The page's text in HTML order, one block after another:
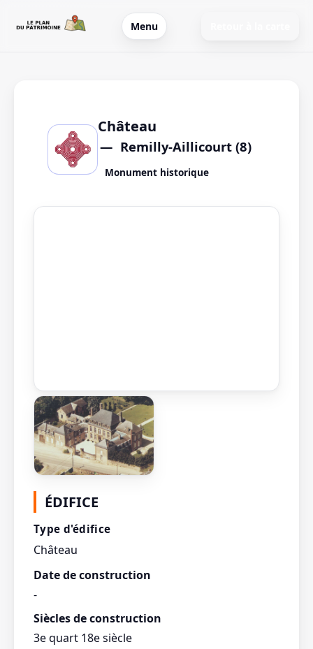
Menu
Château
Remilly-Aillicourt (8)
Monument historique
ÉDIFICE
Type d'édifice
Château
Date de construction
-
Siècles de construction
3e quart 18e siècle